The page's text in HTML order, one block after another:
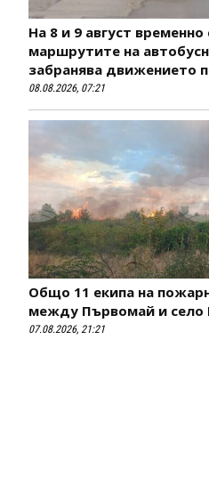
На 8 и 9 август
маршрутите на
забранява движението
08.08.2026, 07:21
Общо 11 екипа на
между Първомай и село
07.08.2026, 21:21